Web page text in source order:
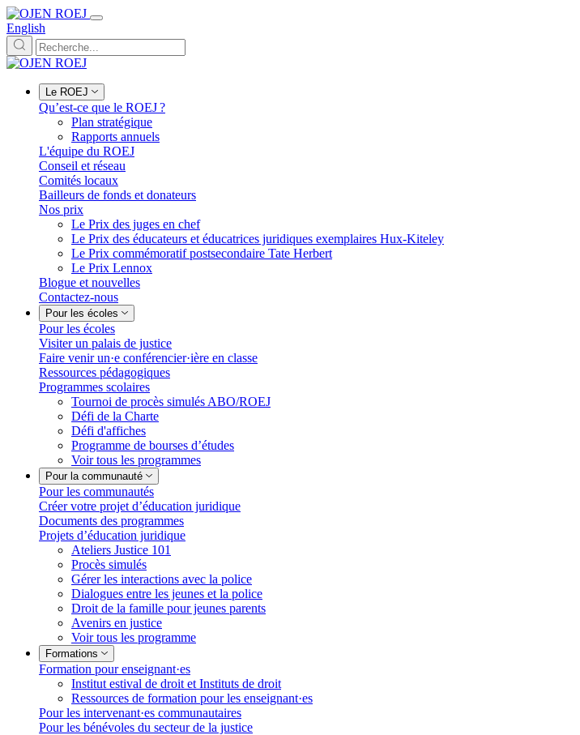
English
Le ROEJ
Qu’est-ce que le ROEJ ?
Plan stratégique
Rapports annuels
L'équipe du ROEJ
Conseil et réseau
Comités locaux
Bailleurs de fonds et donateurs
Nos prix
Le Prix des juges en chef
Le Prix des éducateurs et éducatrices juridiques exemplaires Hux-Kiteley
Le Prix commémoratif postsecondaire Tate Herbert
Le Prix Lennox
Blogue et nouvelles
Contactez-nous
Pour les écoles
Pour les écoles
Visiter un palais de justice
Faire venir un·e conférencier·ière en classe
Ressources pédagogiques
Programmes scolaires
Tournoi de procès simulés ABO/ROEJ
Défi de la Charte
Défi d'affiches
Programme de bourses d’études
Voir tous les programmes
Pour la communauté
Pour les communautés
Créer votre projet d’éducation juridique
Documents des programmes
Projets d’éducation juridique
Ateliers Justice 101
Procès simulés
Gérer les interactions avec la police
Dialogues entre les jeunes et la police
Droit de la famille pour jeunes parents
Avenirs en justice
Voir tous les programme
Formations
Formation pour enseignant·es
Institut estival de droit et Instituts de droit
Ressources de formation pour les enseignant·es
Pour les intervenant·es communautaires
Pour les bénévoles du secteur de la justice